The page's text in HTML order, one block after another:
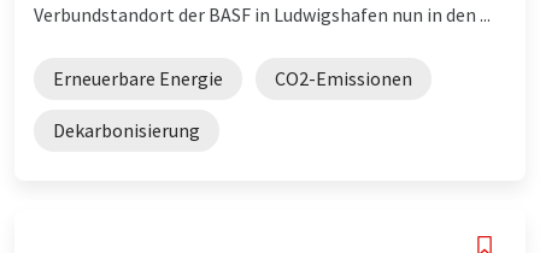
Verbundstandort der BASF in Ludwigshafen nun in den ...
Erneuerbare Energie CO2-Emissionen
Dekarbonisierung